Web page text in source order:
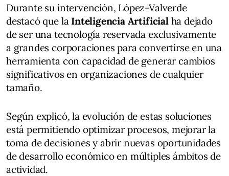
Durante su intervención, López-Valverde
destacó que la Inteligencia Artificial ha dejado
de ser una tecnología reservada exclusivamente
a grandes corporaciones para convertirse en una
herramienta con capacidad de generar cambios
significativos en organizaciones de cualquier
tamaño.
Según explicó, la evolución de estas soluciones
está permitiendo optimizar procesos, mejorar la
toma de decisiones y abrir nuevas oportunidades
de desarrollo económico en múltiples ámbitos de
actividad.